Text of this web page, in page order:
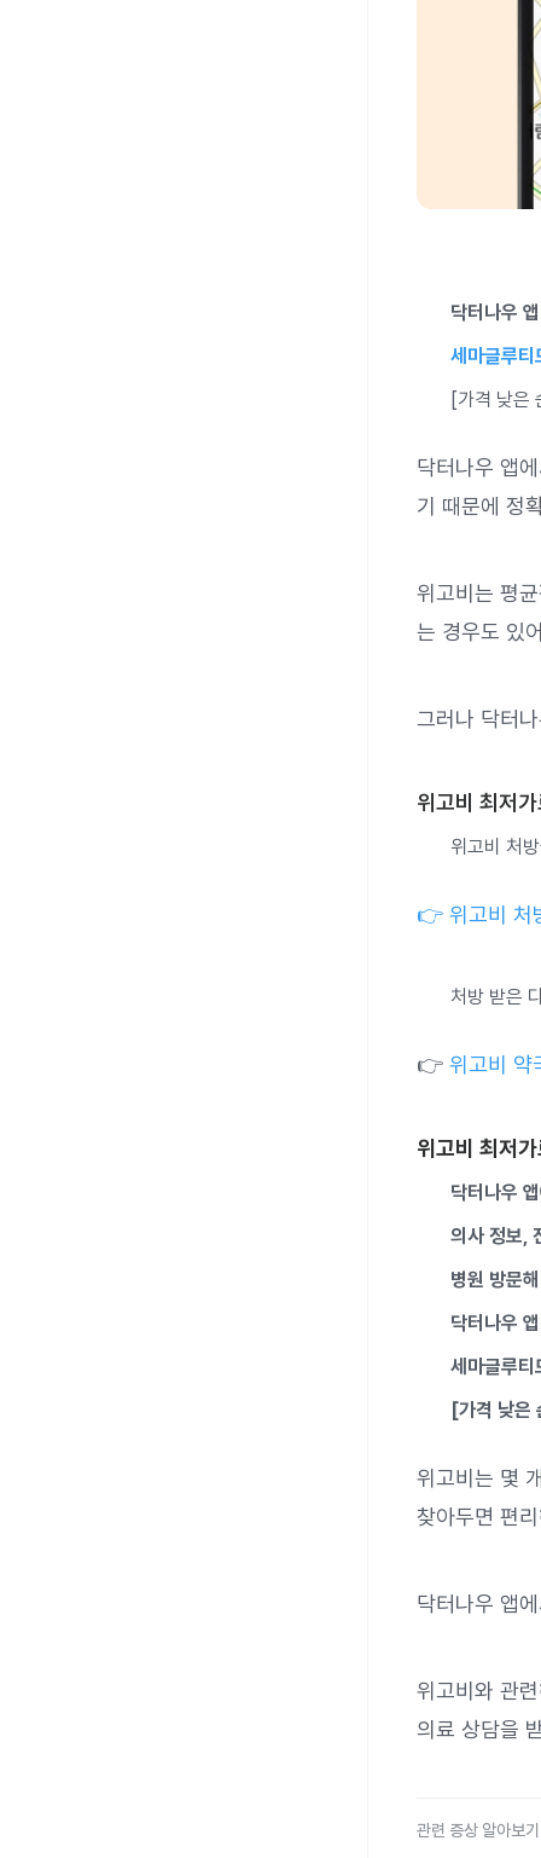
닥터나우
세마글루티
[가격 낮은
닥터나우 앱
기 때문에 정
위고비는 평
는 경우도 있
그러나 닥터
위고비 최저
위고비 처
👉 위고비 처
처방 받은
👉 위고비 약
위고비 최저
닥터나우
의사 정보,
병원 방문
닥터나우
세마글루
[가격 낮은
위고비는 몇
찾아두면 편
닥터나우 앱
위고비와 관
의료 상담을
관련 증상 알아보기